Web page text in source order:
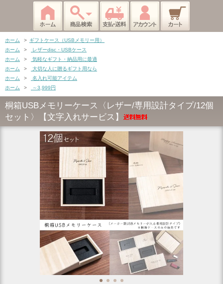
ホーム > ギフトケース（USBメモリー用）
ホーム
>
レザーdisc・USBケース
ホーム
>
気軽なギフト・納品用に最適
ホーム
>
大切な人に贈るギフト用なら
ホーム
>
名入れ可能アイテム
ホーム
> ～3,999円
桐箱USBメモリーケース〈レザー/専用設計タイプ/12個
セット〉【文字入れサービス】